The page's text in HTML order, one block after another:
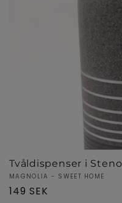
Tvåldispenser i
Säljare:
MAGNOLIA - SWEET HOME
Ordinarie
149 SEK